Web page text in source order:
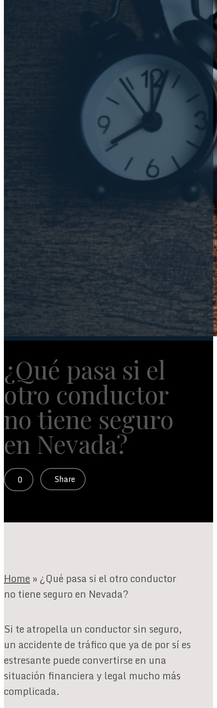
¿Qué pasa si el
otro conductor
no tiene seguro
en Nevada?
Share
0
Home»¿Qué pasa si el otro conductor
no tiene seguro en Nevada?
Si te atropella un conductor sin seguro,
un accidente de tráfico que ya de por sí es
estresante puede convertirse en una
situación financiera y legal mucho más
complicada.